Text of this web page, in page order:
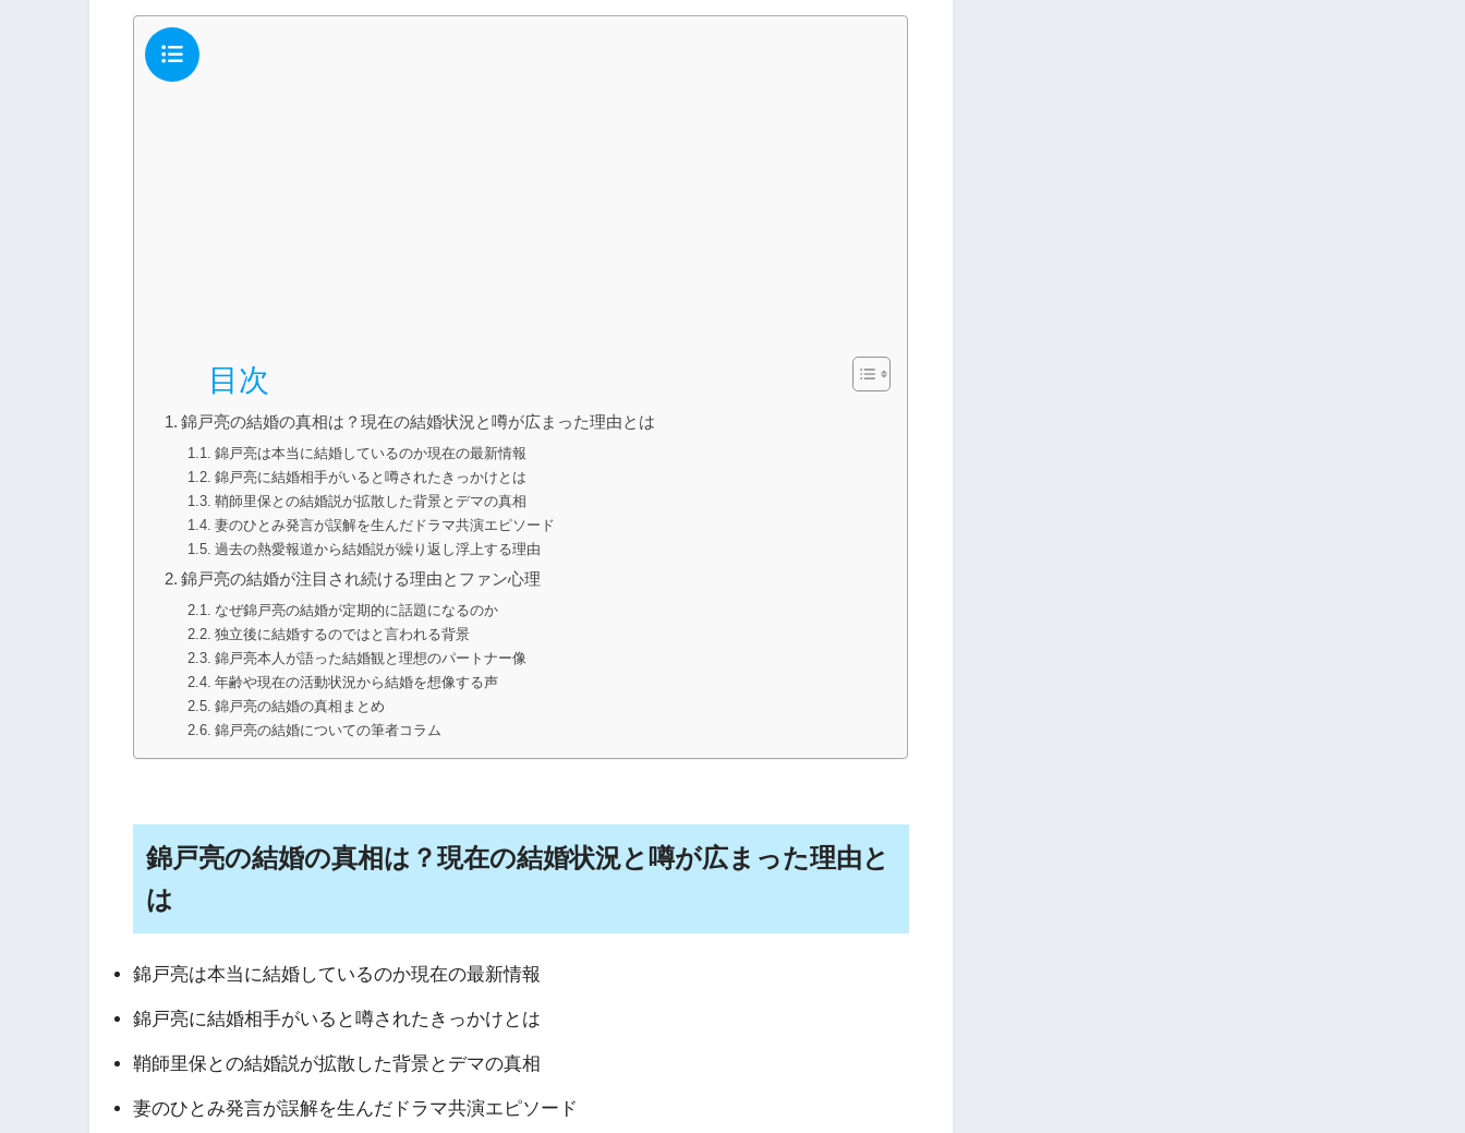
目次
錦戸亮の結婚の真相は？現在の結婚状況と噂が広まった理由とは
錦戸亮は本当に結婚しているのか現在の最新情報
錦戸亮に結婚相手がいると噂されたきっかけとは
鞘師里保との結婚説が拡散した背景とデマの真相
妻のひとみ発言が誤解を生んだドラマ共演エピソード
過去の熱愛報道から結婚説が繰り返し浮上する理由
錦戸亮の結婚が注目され続ける理由とファン心理
なぜ錦戸亮の結婚が定期的に話題になるのか
独立後に結婚するのではと言われる背景
錦戸亮本人が語った結婚観と理想のパートナー像
年齢や現在の活動状況から結婚を想像する声
錦戸亮の結婚の真相まとめ
錦戸亮の結婚についての筆者コラム
錦戸亮の結婚の真相は？現在の結婚状況と噂が広まった理由と
は
錦戸亮は本当に結婚しているのか現在の最新情報
錦戸亮に結婚相手がいると噂されたきっかけとは
鞘師里保との結婚説が拡散した背景とデマの真相
妻のひとみ発言が誤解を生んだドラマ共演エピソード